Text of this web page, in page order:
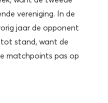
vereniging. In de
jaar de opponent
stand, want de
matchpoints pas op